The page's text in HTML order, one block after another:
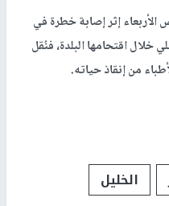
إثر إصابة خطرة في
خلال اقتحامها البلدة، فنُقل
من إنقاذ حياته.
الخليل